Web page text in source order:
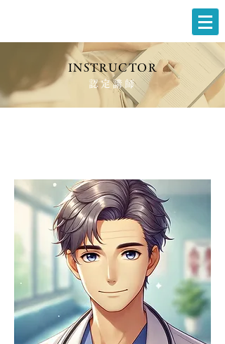
INSTRUCTOR
認定講師